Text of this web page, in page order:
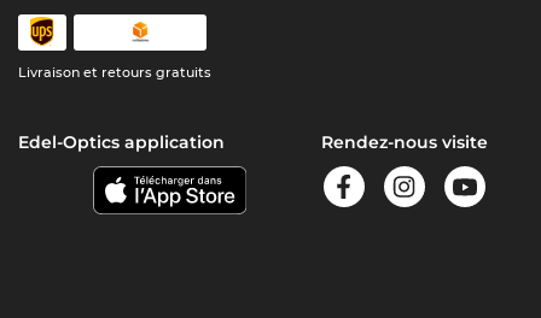
Livraison et retours gratuits
Edel-Optics application Rendez-nous visite